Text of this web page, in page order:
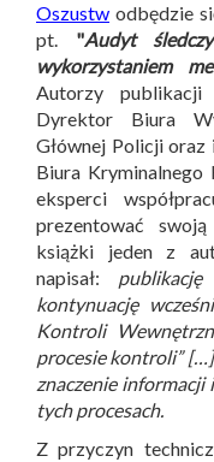
Oszustw odbędzie
pt. "Audyt
wykorzystaniem
Autorzy publikacji
Dyrektor Biura
Głównej Policji
Biura Kryminalnego
eksperci
prezentować
książki jeden z
napisał:
kontynuację
Kontroli
procesie kontroli”
znaczenie informacji
tych procesach.
Z przyczyn